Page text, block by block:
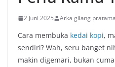
2 Juni 2025 Arka gilang pratama
Cara membuka kedai kopi,
sendiri? Wah, seru banget
makin digemari, bukan